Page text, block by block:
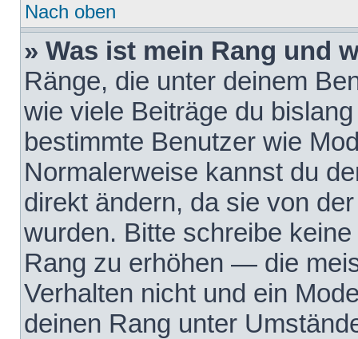
Nach oben
» Was ist mein Rang und
Ränge, die unter deinem
wie viele Beiträge du
bestimmte Benutzer wie
Normalerweise kannst du
direkt ändern, da sie von
wurden. Bitte schreibe
Rang zu erhöhen — die
Verhalten nicht und ein
deinen Rang unter